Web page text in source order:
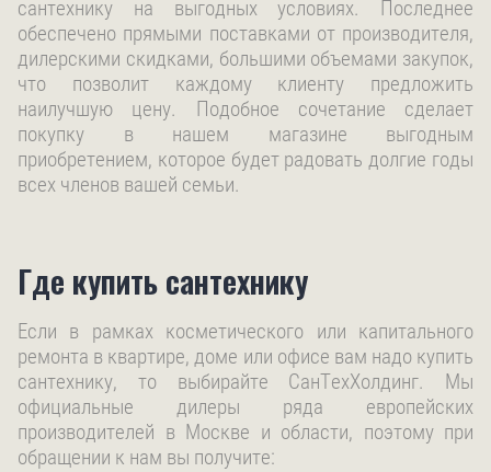
сантехнику на выгодных условиях. Последнее
обеспечено прямыми поставками от производителя,
дилерскими скидками, большими объемами закупок,
что позволит каждому клиенту предложить
наилучшую цену. Подобное сочетание сделает
покупку в нашем магазине выгодным
приобретением, которое будет радовать долгие годы
всех членов вашей семьи.
Где купить сантехнику
Если в рамках косметического или капитального
ремонта в квартире, доме или офисе вам надо купить
сантехнику, то выбирайте СанТехХолдинг. Мы
официальные дилеры ряда европейских
производителей в Москве и области, поэтому при
обращении к нам вы получите: